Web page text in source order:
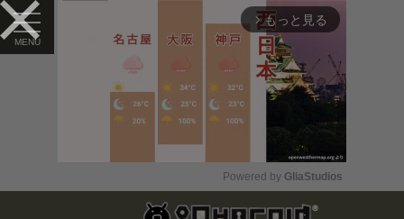
arrow_forward_ios もっと見る
Mute
Powered by GliaStudios